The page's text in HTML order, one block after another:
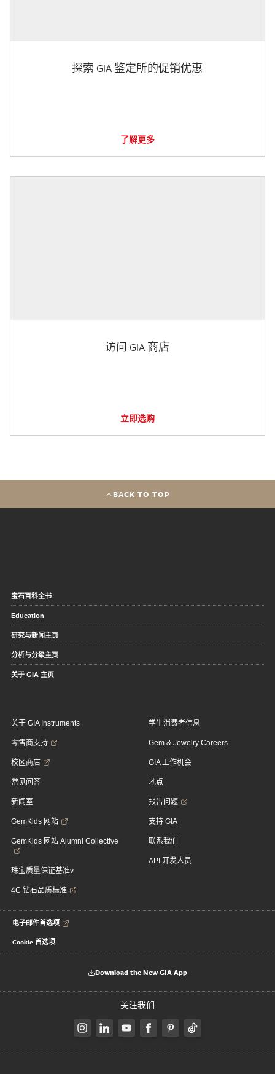
探索 GIA 鉴定所的促销优惠
了解更多
访问 GIA 商店
立即选购
BACK TO TOP
宝石百科全书
Education
研究与新闻主页
分析与分级主页
关于 GIA 主页
关于 GIA Instruments
零售商支持
校区商店
常见问答
新闻室
GemKids 网站
GemKids 网站 Alumni Collective
珠宝质量保证基准v
4C 钻石品质标准
学生消费者信息
Gem & Jewelry Careers
GIA 工作机会
地点
报告问题
支持 GIA
联系我们
API 开发人员
电子邮件首选项
Cookie 首选项
Download the New GIA App
关注我们